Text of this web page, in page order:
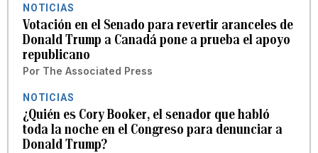
NOTICIAS
Votación en el Senado para revertir aranceles de
Donald Trump a Canadá pone a prueba el apoyo
republicano
Por The Associated Press
NOTICIAS
¿Quién es Cory Booker, el senador que habló
toda la noche en el Congreso para denunciar a
Donald Trump?